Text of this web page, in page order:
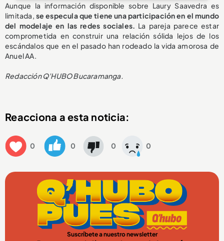
Aunque la información disponible sobre Laury Saavedra es
limitada, se especula que tiene una participación en el mundo
del modelaje en las redes sociales.
La pareja parece estar
comprometida en construir una relación sólida lejos de los
escándalos que en el pasado han rodeado la vida amorosa de
Anuel AA.
Redacción Q’HUBO Bucaramanga.
Reacciona a esta noticia:
0 0 0 0
Suscríbete a nuestro newsletter